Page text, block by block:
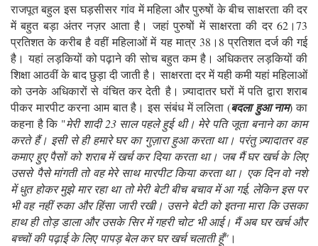
राजपूत बहुल इस घड़सीसर गांव में महिला और पुरुषों के बीच साक्षरता की दर
में बहुत बड़ा अंतर नज़र आता है। जहां पुरुषों में साक्षरता की दर 62।73
प्रतिशत के करीब है वहीं महिलाओं में यह मात्र 38।8 प्रतिशत दर्ज की गई
है। यहां लड़कियों को पढ़ाने की सोच बहुत कम है। अधिकतर लड़कियों की
शिक्षा आठवीं के बाद छुड़ा दी जाती है। साक्षरता दर में यही कमी यहां महिलाओं
को उनके अधिकारों से वंचित कर देती है। ज़्यादातर घरों में पति द्वारा शराब
पीकर मारपीट करना आम बात है। इस संबंध में ललिता (बदला हुआ नाम) का
कहना है कि "मेरी शादी 23 साल पहले हुई थी। मेरे पति जूता बनाने का काम
करते हैं। इसी से ही हमारे घर का गुज़ारा हुआ करता था। परंतु ज़्यादातर वह
कमाए हुए पैसों को शराब में खर्च कर दिया करता था। जब मैं घर खर्च के लिए
उससे पैसे मांगती तो वह मेरे साथ मारपीट किया करता था। एक दिन वो नशे
में धुत होकर मुझे मार रहा था तो मेरी बेटी बीच बचाव में आ गई, लेकिन इस पर
भी वह नहीं रुका और हिंसा जारी रखी। उसने बेटी को इतना मारा कि उसका
हाथ ही तोड़ डाला और उसके सिर में गहरी चोट भी आई। मैं अब घर खर्च और
बच्चों की पढ़ाई के लिए पापड़ बेल कर घर खर्च चलाती हूँ" ।